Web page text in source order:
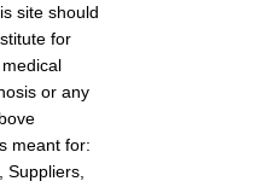
site should
for
or any
meant for:
Suppliers,